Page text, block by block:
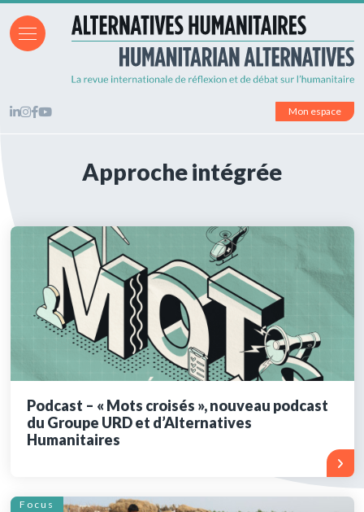
Mon espace
Approche intégrée
Podcast – « Mots croisés », nouveau podcast
du Groupe URD et d’Alternatives
Humanitaires
Focus